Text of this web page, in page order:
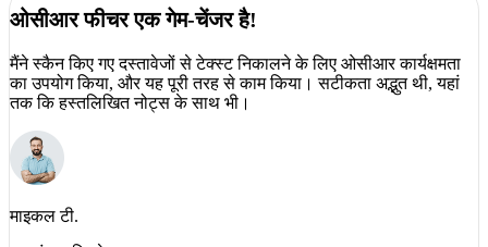
ओसीआर फीचर एक गेम-चेंजर है!
मैंने स्कैन किए गए दस्तावेजों से टेक्स्ट निकालने के लिए ओसीआर कार्यक्षमता
का उपयोग किया, और यह पूरी तरह से काम किया। सटीकता अद्भुत थी, यहां
तक कि हस्तलिखित नोट्स के साथ भी।
माइकल टी.